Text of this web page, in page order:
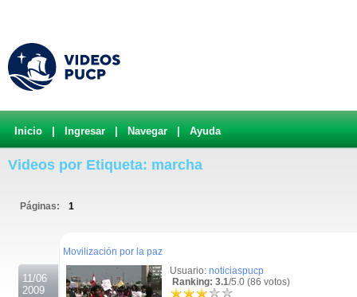
Inicio Ingresar Navegar Ayuda
Videos por Etiqueta: marcha
Páginas: 1
11/06
2009
Movilización por la paz
Usuario: noticiaspucp
Ranking: 3.1/5.0 (86 votos)